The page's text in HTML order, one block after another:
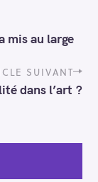
mis au large
SUIVANT
dans l’art ?